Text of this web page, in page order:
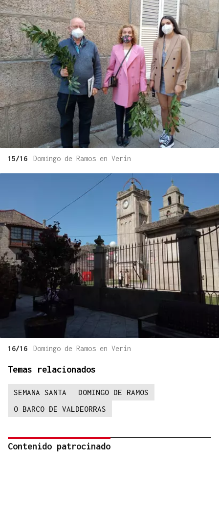
15/16 Domingo de Ramos en Verín
16/16 Domingo de Ramos en Verín
Temas relacionados
SEMANA SANTA
DOMINGO DE RAMOS
O BARCO DE VALDEORRAS
Contenido patrocinado